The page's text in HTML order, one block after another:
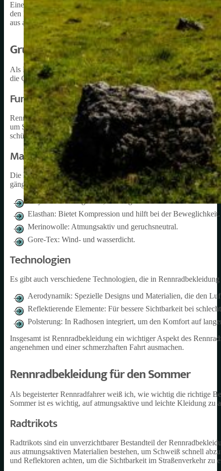
Eine der wichtigsten Eigenschaften von Rennradbekleidung ist
den Luftwiderstand zu reduzieren und die Aerodynamik zu
aus atmungsaktiven Materialien gefertigt, die den Schweiß schnell
Grundlagen der Rennradbekleidung
Als Rennradfahrer ist es wichtig, die richtige Bekleidung zu
die Grundlagen der Rennradbekleidung erläutern, einschließlich
Funktionsweise von Rennradbekleidung
Rennradbekleidung ist so konzipiert, dass sie den Anforderungen
um Schweiß abzuleiten und den Körper trocken zu halten.
schützen. Darüber hinaus sollte sie auch eine gewisse
Materialien
Die Materialien, aus denen Rennradbekleidung hergestellt wird,
gängigsten Materialien:
Polyester: Atmungsaktiv, feuchtigkeitsableitend und schnell
Elasthan: Bietet Kompression und hilft bei der Beweglichkeit.
Merinowolle: Atmungsaktiv und geruchsneutral.
Gore-Tex: Wind- und wasserdicht.
Technologien
Es gibt auch verschiedene Technologien, die in
Aerodynamik: Spezielle Designs und Materialien, die den
Reflektierende Elemente: Für bessere Sichtbarkeit bei
Polsterung: In Radhosen integriert, um den Komfort auf
Insgesamt ist Rennradbekleidung ein wichtiger Aspekt des
angenehmen und einer schmerzhaften Fahrt ausmachen.
Rennradbekleidung für den Sommer
Als begeisterter Rennradfahrer weiß ich, wie wichtig die richtige
Sommer ist es wichtig, auf atmungsaktive und leichte Kleidung
Radtrikots
Radtrikots sind ein unverzichtbarer Bestandteil der
aus atmungsaktiven Materialien bestehen, um Schweiß schnell
und Reflektoren achten, um die Sichtbarkeit im Straßenverkehr zu